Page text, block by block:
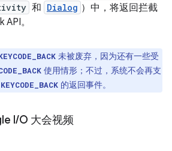
和 Dialog ）中，将返回拦截
。
未被废弃，因为还有一些受
使用情形；不过，系统不会再支
的返回事件。
I/O 大会视频